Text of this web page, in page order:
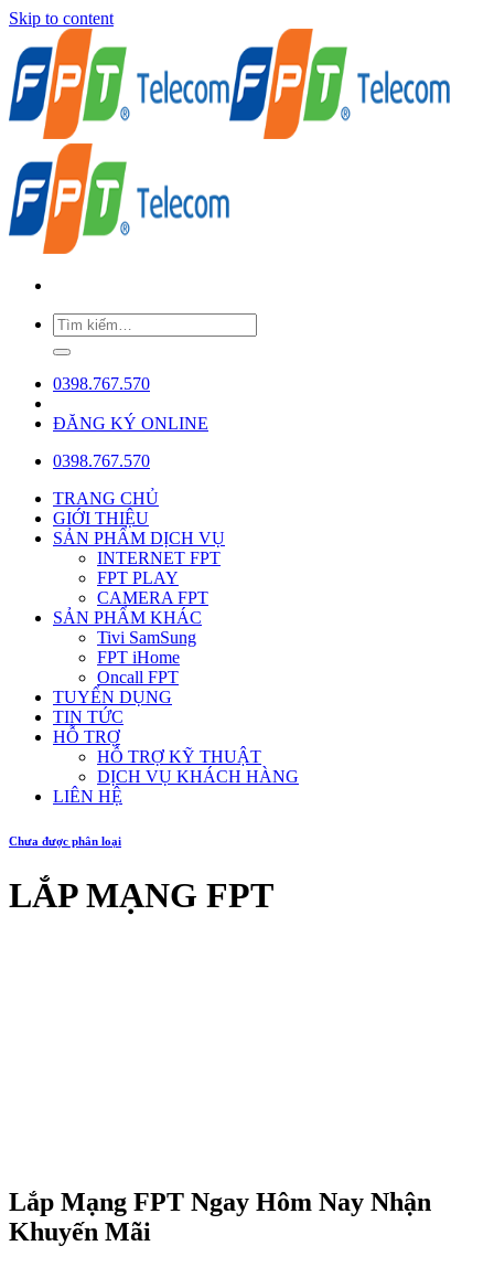
Skip to content
0398.767.570
ĐĂNG KÝ ONLINE
0398.767.570
TRANG CHỦ
GIỚI THIỆU
SẢN PHẨM DỊCH VỤ
INTERNET FPT
FPT PLAY
CAMERA FPT
SẢN PHẨM KHÁC
Tivi SamSung
FPT iHome
Oncall FPT
TUYỂN DỤNG
TIN TỨC
HỖ TRỢ
HỖ TRỢ KỸ THUẬT
DỊCH VỤ KHÁCH HÀNG
LIÊN HỆ
Chưa được phân loại
LẮP MẠNG FPT
Lắp Mạng FPT Ngay Hôm Nay Nhận
Khuyến Mãi